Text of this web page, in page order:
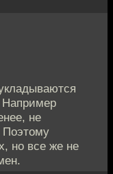
не
Поэтому
но все же не